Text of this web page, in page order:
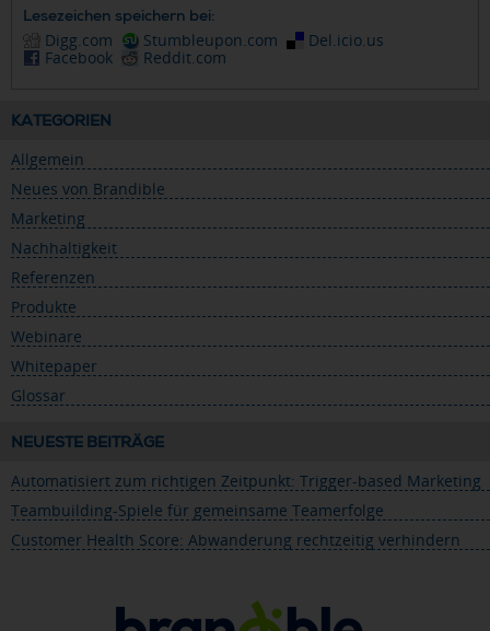
Lesezeichen speichern bei:
Digg.com Stumbleupon.com
Del.icio.us
Facebook
Reddit.com
KATEGORIEN
Allgemein
Neues von Brandible
Marketing
Nachhaltigkeit
Referenzen
Produkte
Webinare
Whitepaper
Glossar
NEUESTE BEITRÄGE
Automatisiert zum richtigen Zeitpunkt: Trigger-based Marketing
Teambuilding-Spiele für gemeinsame Teamerfolge
Customer Health Score: Abwanderung rechtzeitig verhindern